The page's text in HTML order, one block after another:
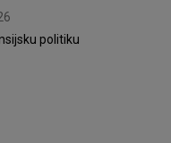
politiku